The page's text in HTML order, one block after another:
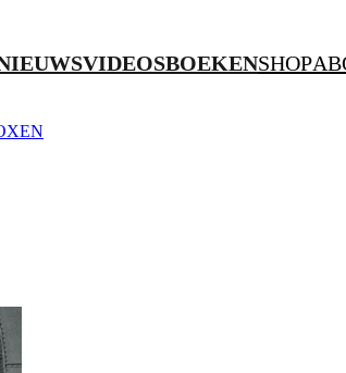
VIDEOSBOEKENSHOP